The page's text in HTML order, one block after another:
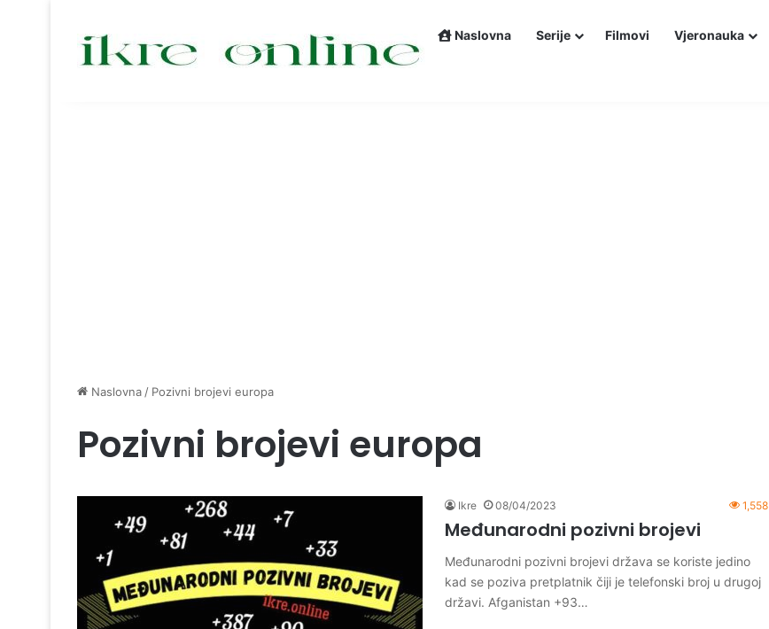
Naslovna Serije Filmovi Vjeronauka
Naslovna / Pozivni brojevi europa
Pozivni brojevi europa
Ikre 08/04/2023 1,558
Međunarodni pozivni brojevi
Međunarodni pozivni brojevi država se koriste jedino
kad se poziva pretplatnik čiji je telefonski broj u drugoj
državi. Afganistan +93…